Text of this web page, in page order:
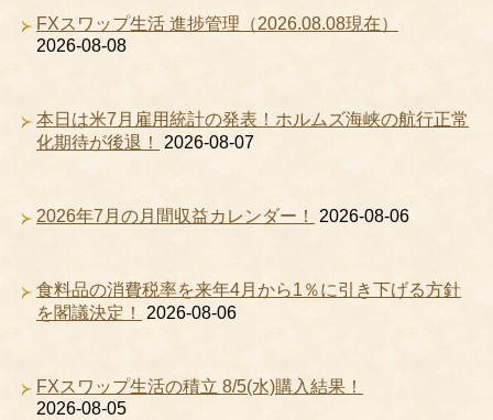
FXスワップ生活 進捗管理（2026.08.08現在）
2026-08-08
本日は米7月雇用統計の発表！ホルムズ海峡の航行正常
化期待が後退！
2026-08-07
2026年7月の月間収益カレンダー！ 2026-08-06
食料品の消費税率を来年4月から1％に引き下げる方針
を閣議決定！
2026-08-06
FXスワップ生活の積立 8/5(水)購入結果！
2026-08-05